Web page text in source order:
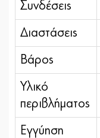
Συνδέσεις
Διαστάσεις
Βάρος
Υλικό
περιβλήματος
Εγγύηση